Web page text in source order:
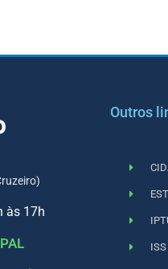
às 17h
Outros
ISS